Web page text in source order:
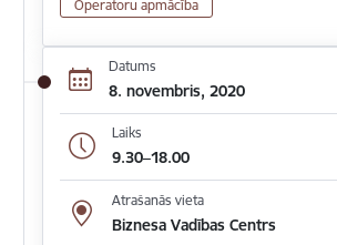
Operatoru apmācība
Datums
8. novembris, 2020
Laiks
9.30–18.00
Atrašanās vieta
Biznesa Vadības Centrs